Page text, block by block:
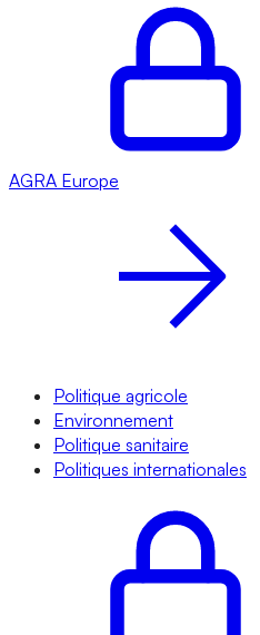
AGRA Europe
Politique agricole
Environnement
Politique sanitaire
Politiques internationales